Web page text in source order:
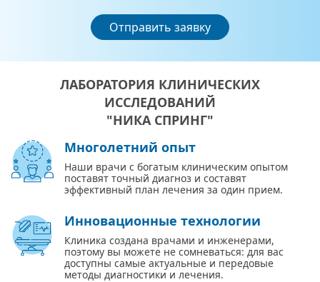
Отправить заявку
ЛАБОРАТОРИЯ КЛИНИЧЕСКИХ
ИССЛЕДОВАНИЙ
"НИКА СПРИНГ"
Многолетний опыт
Наши врачи с богатым клиническим опытом
поставят точный диагноз и составят
эффективный план лечения за один прием.
Инновационные технологии
Клиника создана врачами и инженерами,
поэтому вы можете не сомневаться: для вас
доступны самые актуальные и передовые
методы диагностики и лечения.